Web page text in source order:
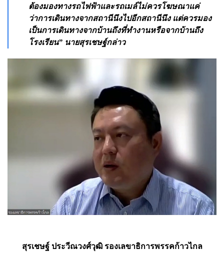
ต้องมองทางรถไฟฟ้าและรถเมล์ไม่ควรโฆษณาแค่
ว่าการเดินทางจากสถานีนึงไปอีกสถานีนึง แต่ควรมอง
เป็นการเดินทางจากบ้านถึงที่ทำงานหรือจากบ้านถึง
โรงเรียน” นายสุรเชษฐ์กล่าว
สุรเชษฐ์ ประวีณวงศ์วุฒิ รองเลขาธิการพรรคก้าวไกล